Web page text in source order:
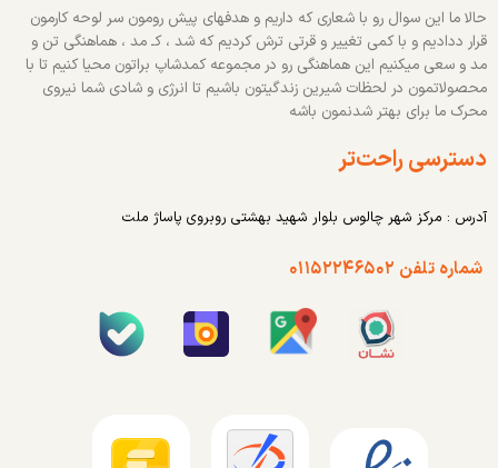
حالا ما این سوال رو با شعاری که داریم و هدفهای پیش رومون سر لوحه کارمون
قرار ددادیم و با کمی تغییر و قرتی ترش کردیم که شد ، کـ مد ، هماهنگی تن و
مد و سعی میکنیم این هماهنگی رو در مجموعه کمدشاپ براتون محیا کنیم تا با
محصولاتمون در لحظات شیرین زندگیتون باشیم تا انرژی و شادی شما نیروی
محرک ما برای بهتر شدنمون باشه
دسترسی راحت‌تر
آدرس : مرکز شهر چالوس بلوار شهید بهشتی روبروی پاساژ ملت
شماره تلفن ۰۱۱۵۲۲۴۶۵۰۲